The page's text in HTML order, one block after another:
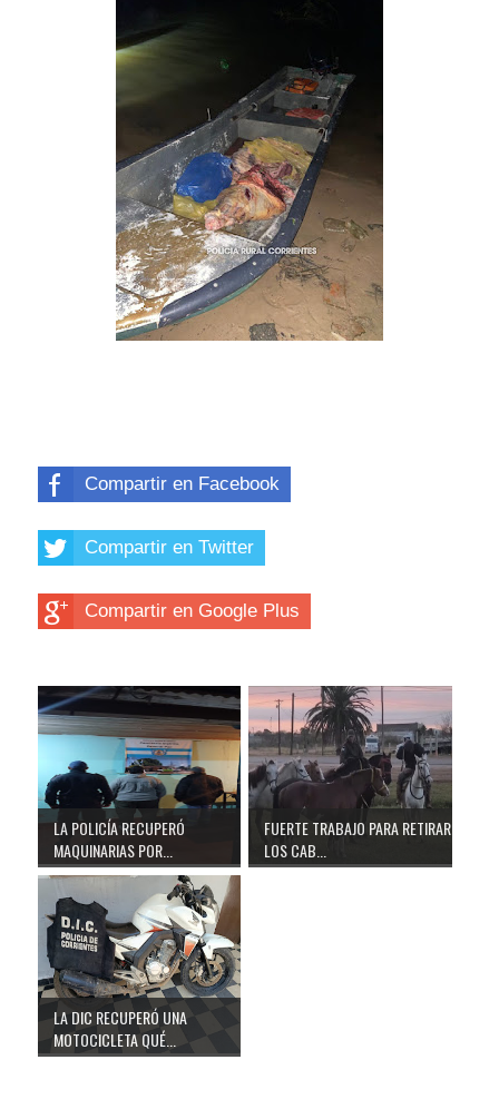
Compartir en Facebook
Compartir en Twitter
Compartir en Google Plus
LA POLICÍA RECUPERÓ
MAQUINARIAS POR...
FUERTE TRABAJO PARA RETIRAR
LOS CAB...
LA DIC RECUPERÓ UNA
MOTOCICLETA QUÉ...